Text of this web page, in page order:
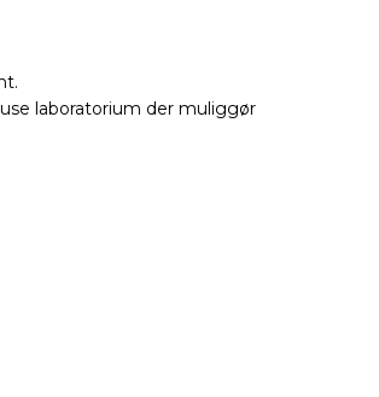
laboratorium der muliggør